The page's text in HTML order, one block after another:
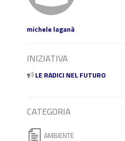
michele laganà
INIZIATIVA
LE RADICI NEL FUTURO
CATEGORIA
AMBIENTE